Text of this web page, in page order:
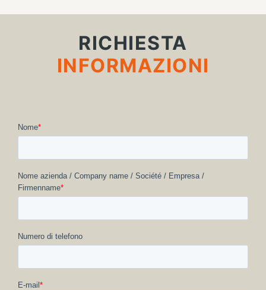
RICHIESTA
INFORMAZIONI